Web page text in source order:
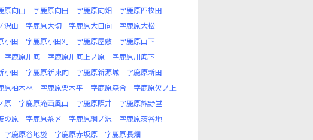
原向山 字鹿原向田 字鹿原向畑
字鹿原四枚田
沢山 字鹿原大切 字鹿原大日向
字鹿原大松
小田 字鹿原小田刈 字鹿原屋敷
字鹿原山下
字鹿原川底 字鹿原川底上ノ原
字鹿原川底下
小田 字鹿原新東向 字鹿原新源城
字鹿原新田
原柏木林 字鹿原栗木平 字鹿原森合
字鹿原欠ノ上
原 字鹿原滝西風山 字鹿原照井
字鹿原熊野堂
の原 字鹿原糸〆 字鹿原網ノ沢
字鹿原茨谷地
字鹿原谷地袋 字鹿原赤坂原
字鹿原長畑